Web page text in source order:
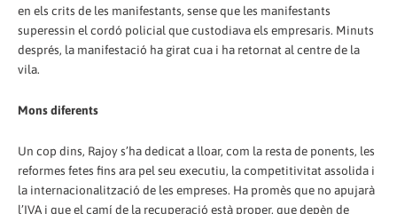
en els crits de les manifestants, sense que les manifestants
superessin el cordó policial que custodiava els empresaris. Minuts
després, la manifestació ha girat cua i ha retornat al centre de la
vila.
Mons diferents
Un cop dins, Rajoy s’ha dedicat a lloar, com la resta de ponents, les
reformes fetes fins ara pel seu executiu, la competitivitat assolida i
la internacionalització de les empreses. Ha promès que no apujarà
l’IVA i que el camí de la recuperació està proper, que depèn de